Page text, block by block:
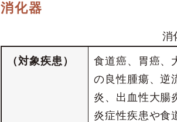
消化器
消
（対象疾患）
食道癌、胃癌、
の良性腫瘍、逆
炎、出血性大腸
炎症性疾患や食